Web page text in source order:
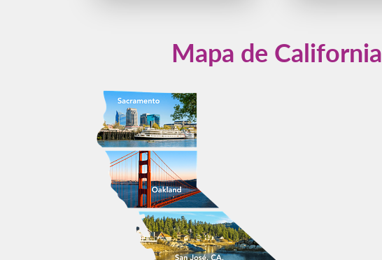
Mapa de California